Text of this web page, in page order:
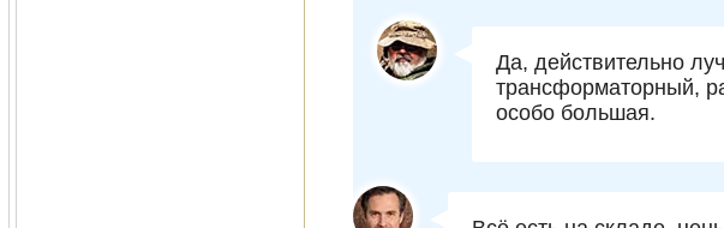
Да, действительно
трансформаторный,
особо большая.